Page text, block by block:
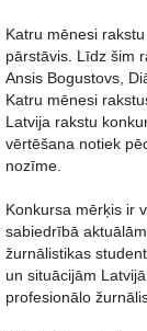
Katru mēnesi
pārstāvis. Līdz šim
Ansis Bogustovs,
Katru mēnesi
Latvija rakstu
vērtēšana notiek
nozīme.
Konkursa mērķis ir
sabiedrībā
žurnālistikas
un situācijām
profesionālo